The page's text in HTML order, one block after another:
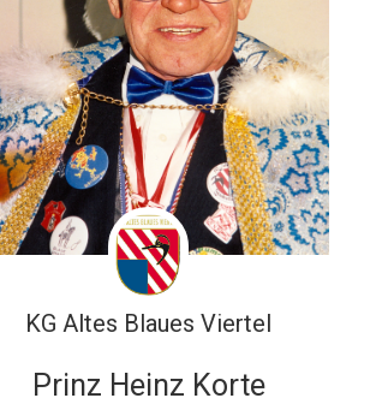
KG Altes Blaues Viertel
Prinz Heinz Korte